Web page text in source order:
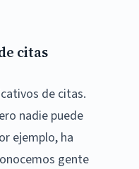
citas
de citas.
nadie puede
ejemplo, ha
gente